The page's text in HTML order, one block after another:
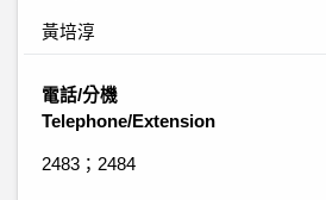
黃培淳
電話/分機
Telephone/Extension
2483；2484